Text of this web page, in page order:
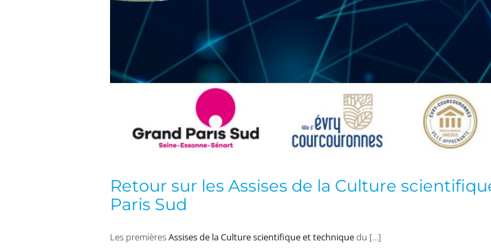
Retour sur les Assises de la Culture
Paris Sud
Les premièresAssises de la Culture scientifique et techniquedu […]